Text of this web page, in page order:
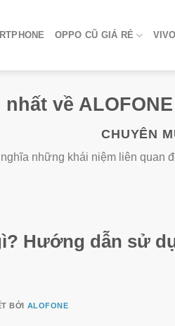
OPPO CŨ GIÁ RẺ
về ALOFONE
CHUYÊN
những khái niệm liên quan
Hướng dẫn sử
BỞI ALOFONE